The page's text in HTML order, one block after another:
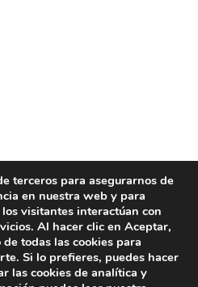
terceros para asegurarnos de
en nuestra web y para
visitantes interactúan con
Al hacer clic en Aceptar,
todas las cookies para
Si lo prefieres, puedes hacer
las cookies de analítica y